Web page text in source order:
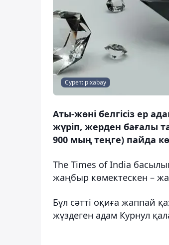
Сурет: pixabay
Аты-жөні белгісіз ер
жүріп, жерден бағалы
900 мың теңге) пайда
The Times of India
жаңбыр көмектескен –
Бұл сәтті оқиға жаппай
жүздеген адам Курнул